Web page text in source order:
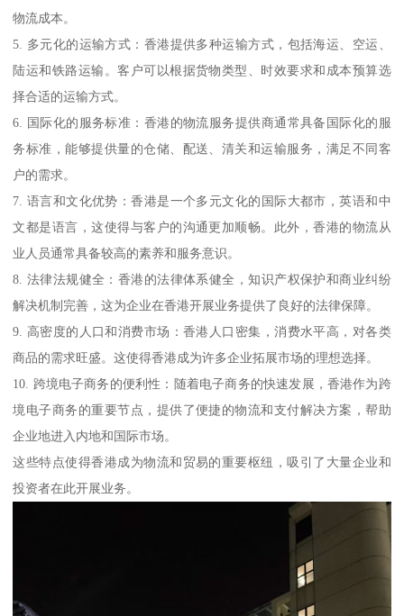
物流成本。
5. 多元化的运输方式：香港提供多种运输方式，包括海运、空运、
陆运和铁路运输。客户可以根据货物类型、时效要求和成本预算选
择合适的运输方式。
6. 国际化的服务标准：香港的物流服务提供商通常具备国际化的服
务标准，能够提供量的仓储、配送、清关和运输服务，满足不同客
户的需求。
7. 语言和文化优势：香港是一个多元文化的国际大都市，英语和中
文都是语言，这使得与客户的沟通更加顺畅。此外，香港的物流从
业人员通常具备较高的素养和服务意识。
8. 法律法规健全：香港的法律体系健全，知识产权保护和商业纠纷
解决机制完善，这为企业在香港开展业务提供了良好的法律保障。
9. 高密度的人口和消费市场：香港人口密集，消费水平高，对各类
商品的需求旺盛。这使得香港成为许多企业拓展市场的理想选择。
10. 跨境电子商务的便利性：随着电子商务的快速发展，香港作为跨
境电子商务的重要节点，提供了便捷的物流和支付解决方案，帮助
企业地进入内地和国际市场。
这些特点使得香港成为物流和贸易的重要枢纽，吸引了大量企业和
投资者在此开展业务。